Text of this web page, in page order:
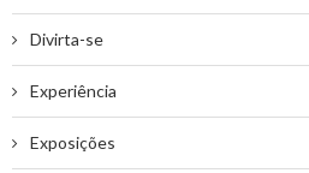
Divirta-se
Experiência
Exposições